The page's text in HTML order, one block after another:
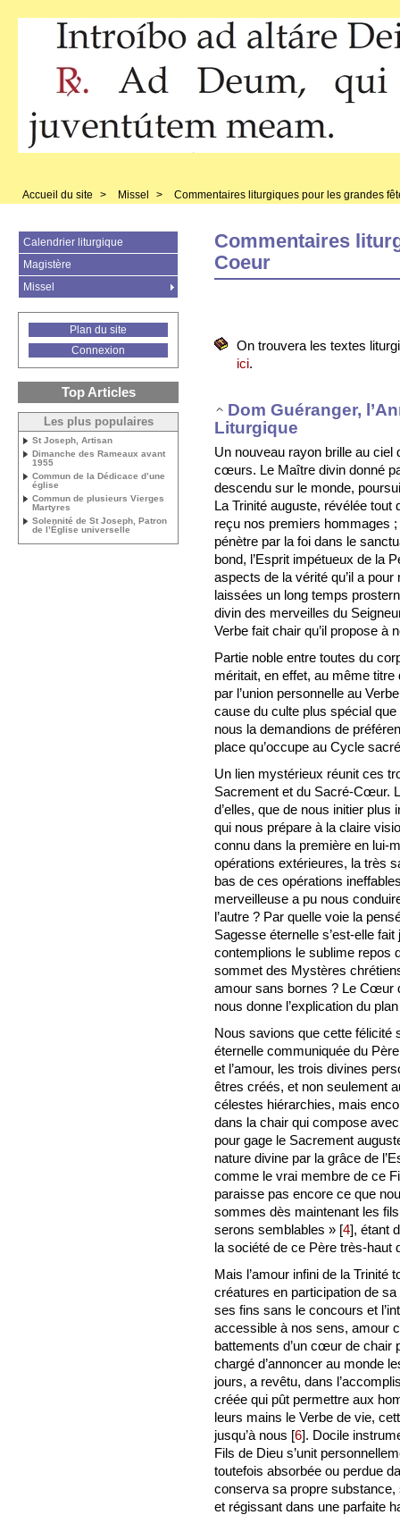
Accueil du site > Missel > Commentaires liturgiques pour les grandes
Commentaires
Coeur
On trouvera les textes
ici.
Dom Guéranger,
Liturgique
Un nouveau rayon brille au
cœurs. Le Maître divin donné
descendu sur le monde,
La Trinité auguste, révélée tout
reçu nos premiers hommages
pénètre par la foi dans le
bond, l’Esprit impétueux de la
aspects de la vérité qu’il a
laissées un long temps
divin des merveilles du
Verbe fait chair qu’il propose à
Partie noble entre toutes du
méritait, en effet, au même
par l’union personnelle au
cause du culte plus spécial
nous la demandions de
place qu’occupe au Cycle
Un lien mystérieux réunit ces
Sacrement et du Sacré-Cœur.
d’elles, que de nous initier
qui nous prépare à la claire
connu dans la première en lui-
opérations extérieures, la très
bas de ces opérations
merveilleuse a pu nous
l’autre ? Par quelle voie la
Sagesse éternelle s’est-elle
contemplions le sublime repos
sommet des Mystères
amour sans bornes ? Le Cœur
nous donne l’explication du
Nous savions que cette félicité
éternelle communiquée du
et l’amour, les trois divines
êtres créés, et non seulement
célestes hiérarchies, mais
dans la chair qui compose
pour gage le Sacrement
nature divine par la grâce de
comme le vrai membre de ce
paraisse pas encore ce que
sommes dès maintenant les
serons semblables » [4], étant
la société de ce Père très-haut
Mais l’amour infini de la Trinité
créatures en participation de
ses fins sans le concours et
accessible à nos sens, amour
battements d’un cœur de chair
chargé d’annoncer au monde
jours, a revêtu, dans
créée qui pût permettre aux
leurs mains le Verbe de vie,
jusqu’à nous [6]. Docile
Fils de Dieu s’unit
toutefois absorbée ou perdue
conserva sa propre
et régissant dans une parfaite
Calendrier liturgique
Magistère
Missel
Plan du site
Connexion
Top Articles
Les plus populaires
St Joseph, Artisan
Dimanche des Rameaux avant
1955
Commun de la Dédicace d’une
église
Commun de plusieurs Vierges
Martyres
Solennité de St Joseph, Patron
de l’Église universelle